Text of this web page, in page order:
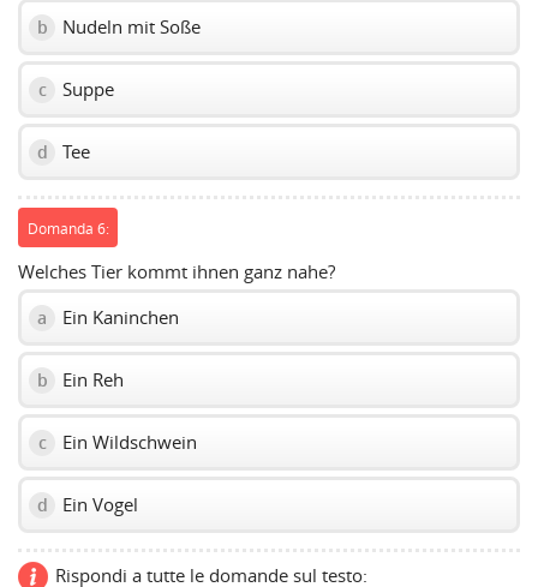
b Nudeln mit Soße
c Suppe
d Tee
Domanda 6:
Welches Tier kommt ihnen ganz nahe?
a Ein Kaninchen
b Ein Reh
c Ein Wildschwein
d Ein Vogel
Rispondi a tutte le domande sul testo: